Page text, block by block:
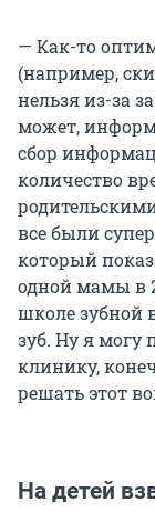
— Как-то
(например,
нельзя из-за
может,
сбор
количество
все были
который
одной мамы в
школе зубной
зуб. Ну я могу
клинику,
решать этот
На детей